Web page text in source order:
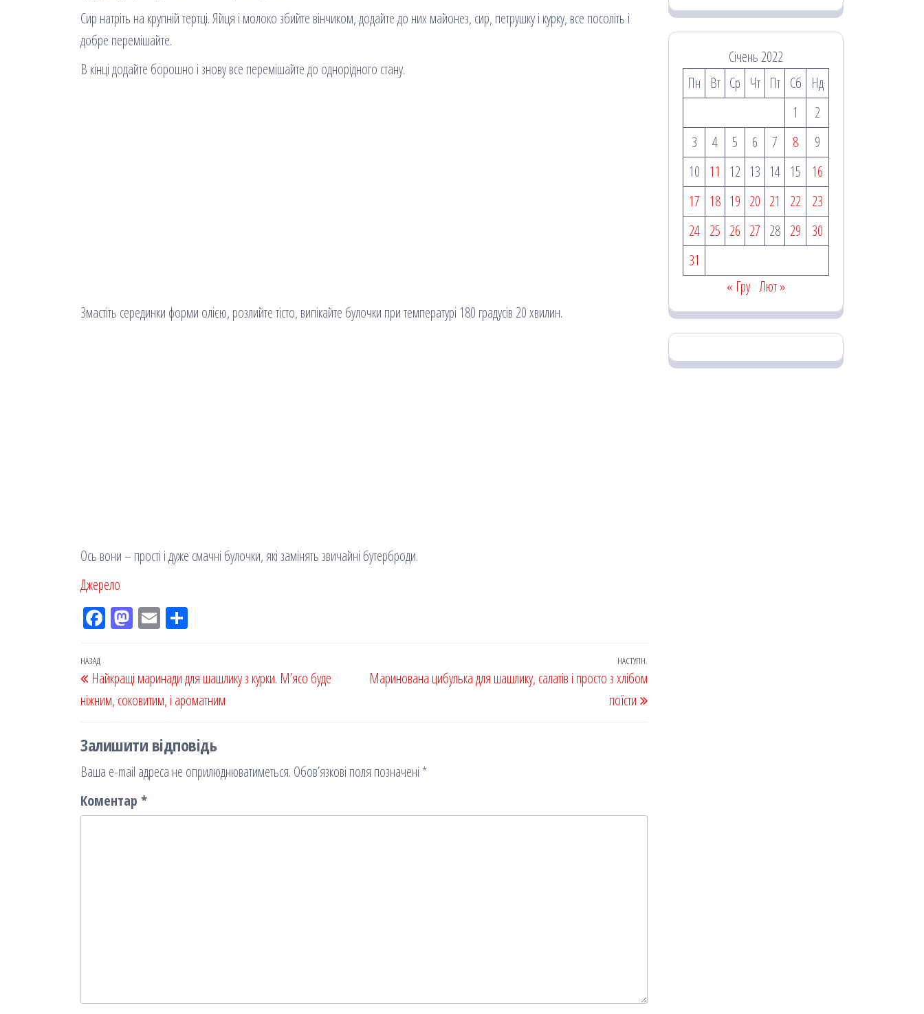
Сир натріть на крупній тертці. Яйця і молоко збийте вінчиком, додайте до них майонез, сир, петрушку і курку, все посоліть і
добре перемішайте.
В кінці додайте борошно і знову все перемішайте до однорідного стану.
Змастіть серединки форми олією, розлийте тісто, випікайте булочки при температурі 180 градусів 20 хвилин.
Ось вони – прості і дуже смачні булочки, які замінять звичайні бутерброди.
Джерело
Fac
k
M
on
Em
ис
я
Навігація
записів
Попередній
запис
НАЗАД
Найкращі маринади для шашлику з курки. М’ясо буде
ніжним, соковитим, і ароматним
НАСТУПН.
Маринована цибулька для шашлику, салатів і просто з хлібом
поїсти
Залишити відповідь
Ваша e-mail адреса не оприлюднюватиметься. Обов’язкові поля позначені *
Коментар *
Січень 2022
Пн
Вт Ср Чт Пт Сб
Нд
1
2
3
4 5 6 7 8
9
10 11 12 13 14 15
16
17 18 19 20 21 22
23
24 25 26 27 28 29
30
31
« Гру Лют »